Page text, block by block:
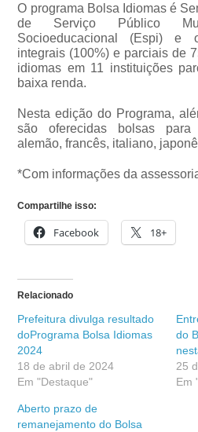
O programa Bolsa Idiomas é
de Serviço Público
Socioeducacional (Espi) e
integrais (100%) e parciais de
idiomas em 11 instituições
baixa renda.
Nesta edição do Programa,
são oferecidas bolsas para
alemão, francês, italiano,
*Com informações da
Compartilhe isso:
Facebook 18+
Relacionado
Prefeitura divulga resultado
doPrograma Bolsa Idiomas
2024
18 de abril de 2024
Em "Destaque"
do
25
Em
Aberto prazo de
remanejamento do Bolsa